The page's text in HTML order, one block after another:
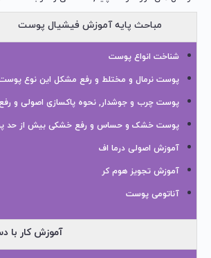
مباحث پایه آموزش فیشیال پوست
شناخت انواع پوست
پوست نرمال و مختلط و رفع مشکل این نوع
پوست چرب و جوشدار, نحوه پاکسازی اصولی و
پوست خشک و حساس و رفع خشکی بیش از حد
آموزش اصولی درما اف
آموزش تجویز هوم کر
آناتومی پوست
آموزش کار با